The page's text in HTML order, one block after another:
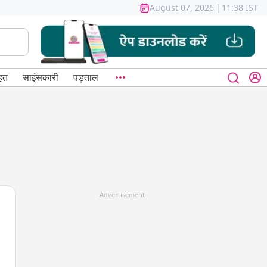
August 07, 2026 | 11:38 IST
साइंसकारी पड़ताल
Advertisement